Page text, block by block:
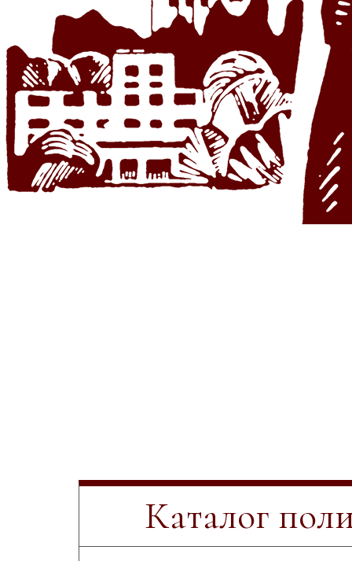
Каталог